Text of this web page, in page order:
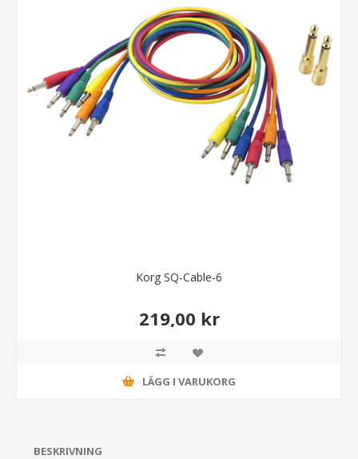
Korg SQ-Cable-6
219,00 kr
LÄGG I VARUKORG
BESKRIVNING